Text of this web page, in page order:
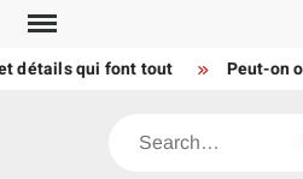
Skip
content
détails qui font tout Peut-on
Search